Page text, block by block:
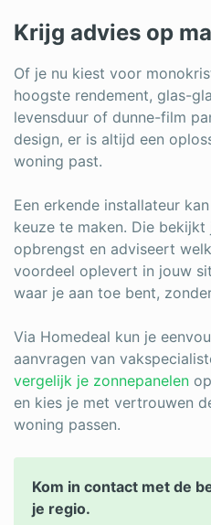
Krijg advies op
Of je nu kiest voor
hoogste rendement, glas-
levensduur of dunne-film
design, er is altijd een
woning past.
Een erkende installateur
keuze te maken. Die
opbrengst en adviseert
voordeel oplevert in jouw
waar je aan toe bent,
Via Homedeal kun je
aanvragen van
vergelijk je zonnepanelen
en kies je met vertrouwen
woning passen.
Kom in contact met de
je regio.